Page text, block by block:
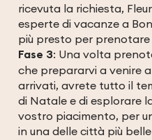
ricevuta la richiesta,
esperte di vacanze a
più presto per prenotare
Fase 3: Una volta
che prepararvi a venire
arrivati, avrete tutto il
di Natale e di esplorare
vostro piacimento, per
in una delle città più